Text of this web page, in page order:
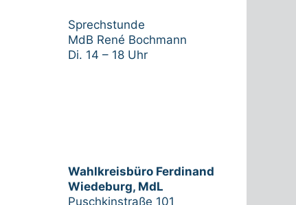
Sprechstunde
MdB René Bochmann
Di. 14 – 18 Uhr
Wahlkreisbüro Ferdinand
Wiedeburg, MdL
Puschkinstraße 101